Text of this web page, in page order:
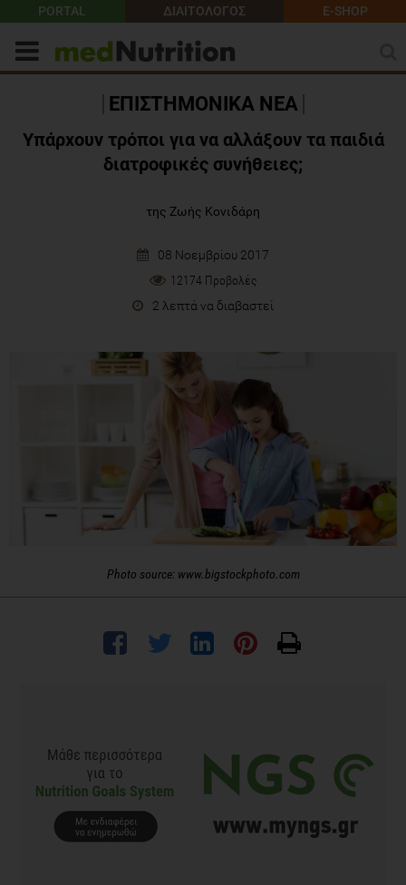
PORTAL ΔΙΑΙΤΟΛΟΓΟΣ E-SHOP
ΕΠΙΣΤΗΜΟΝΙΚΑ ΝΕΑ
Υπάρχουν τρόποι για να αλλάξουν τα παιδιά
διατροφικές συνήθειες;
της Ζωής Κονιδάρη
08 Νοεμβρίου 2017
12174 Προβολές
2 λεπτά να διαβαστεί
Photo source: www.bigstockphoto.com